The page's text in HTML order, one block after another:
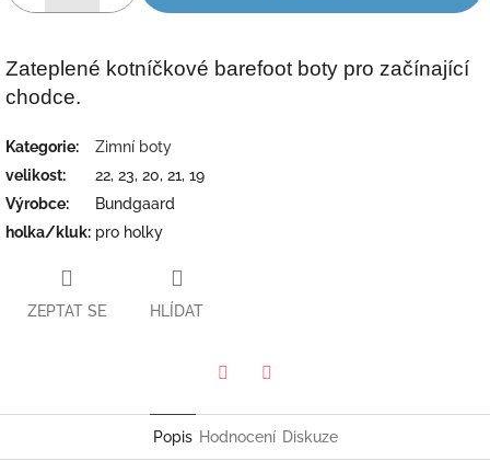
Zateplené kotníčkové barefoot boty pro začínající
chodce.
Kategorie:
Zimní boty
velikost:
22, 23, 20, 21, 19
Výrobce:
Bundgaard
holka/kluk: pro holky
ZEPTAT SE HLÍDAT
Popis Hodnocení Diskuze